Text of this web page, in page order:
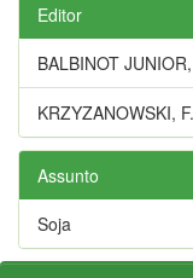
Editor
BALBINOT
KRZYZANOWSKI,
Assunto
Soja